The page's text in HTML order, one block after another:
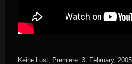
Keine Lust; Premiere: 3. February, 2005